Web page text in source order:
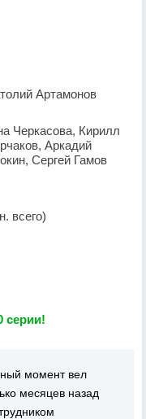
Артамонов
Черкасова, Кирилл
Аркадий
Сергей Гамов
всего)
серии!
момент вел
месяцев назад